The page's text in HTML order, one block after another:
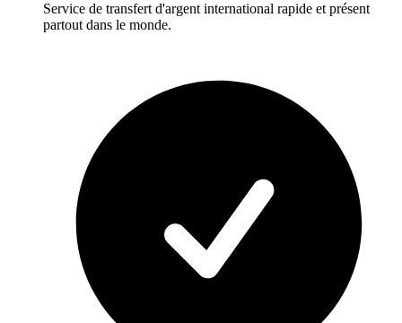
Service de transfert d'argent international rapide et présent
partout dans le monde.